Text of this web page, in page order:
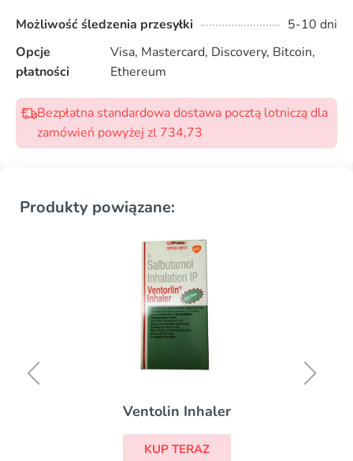
Możliwość śledzenia przesyłki
5-10 dni
Opcje
płatności
Visa, Mastercard, Discovery, Bitcoin,
Ethereum
Bezpłatna standardowa dostawa pocztą lotniczą dla
zamówień powyżej zl 734,73
Produkty powiązane:
Ventolin Inhaler
KUP TERAZ